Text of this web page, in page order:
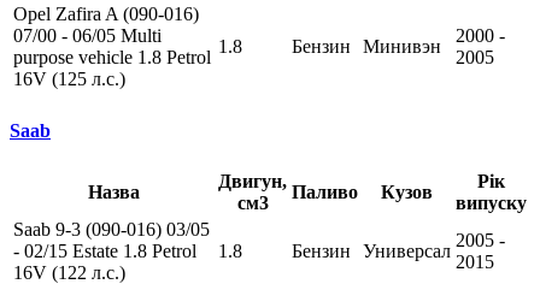
Opel Zafira A (090-016)
07/00 - 06/05 Multi
purpose vehicle 1.8 Petrol
16V (125 л.с.)
1.8 Бензин Минивэн
2000 -
2005
Saab
Назва
Двигун,
см3
Паливо Кузов
Рік
випуску
Saab 9-3 (090-016) 03/05
- 02/15 Estate 1.8 Petrol
16V (122 л.с.)
1.8 Бензин Универсал
2005 -
2015